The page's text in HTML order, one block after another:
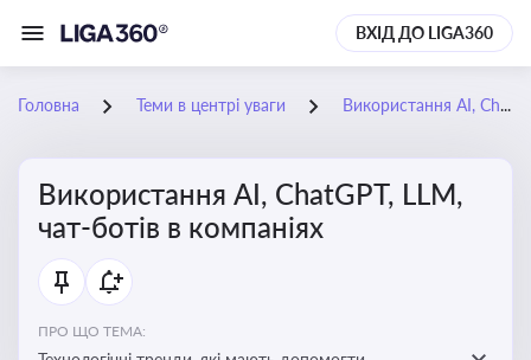
ВХІД ДО LIGA360
Головна Теми в центрі уваги Використання AI, ChatGPT, LLM, чат-ботів в компаніях
Використання AI, ChatGPT, LLM,
чат-ботів в компаніях
ПРО ЩО ТЕМА: